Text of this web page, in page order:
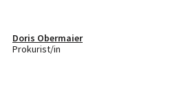
Doris Obermaier
Prokurist/in